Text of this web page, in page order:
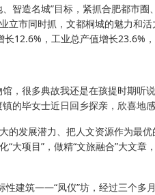
智造名城”目标，紧抓合肥都市
立市同时抓，文都桐城的魅力和
12.6%，工业总产值增长23.6%
，很多典故我还是在孩提时期听
的毕女士近日回乡探亲，欣喜地感
的发展潜力、把人文资源作为最
大项目”，做精“文旅融合”大文章
性建筑——“凤仪”坊，经过三个多